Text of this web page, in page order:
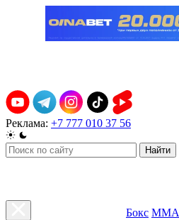
Реклама: +7 777 010 37 56
Найти
Бокс ММА